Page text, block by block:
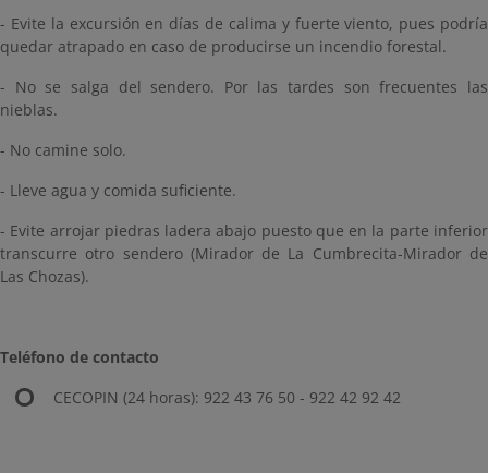
- Evite la excursión en días de calima y fuerte viento, pues podría
quedar atrapado en caso de producirse un incendio forestal.
- No se salga del sendero. Por las tardes son frecuentes las
nieblas.
- No camine solo.
- Lleve agua y comida suficiente.
- Evite arrojar piedras ladera abajo puesto que en la parte inferior
transcurre otro sendero (Mirador de La Cumbrecita-Mirador de
Las Chozas).
Teléfono de contacto
CECOPIN (24 horas): 922 43 76 50 - 922 42 92 42